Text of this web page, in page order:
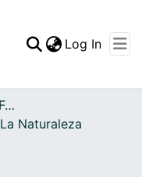
Statistics
Log In
Archivo del Patrimonio Fotográfico y Fílmico del Valle del Cauca
La Naturaleza